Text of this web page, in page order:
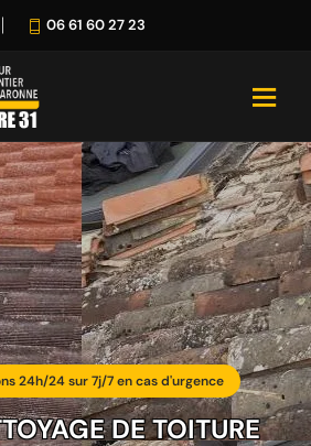
06 61 60 27 23
24h/24 sur 7j/7 en cas d'urgence
DE TOITURE